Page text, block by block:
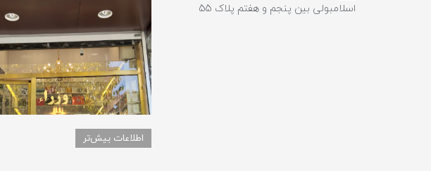
اسلامبولی بین پنجم و هفتم پلاک 55
اطلاعات بیش‌تر